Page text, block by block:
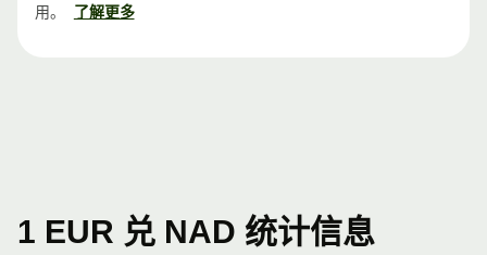
用。
了解更多
1 EUR 兑 NAD 统计信息